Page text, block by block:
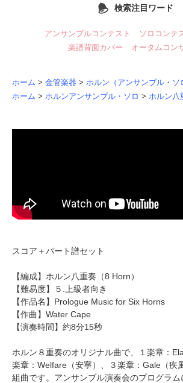
検索注目ワード
アンサンブルコンテスト ソロコンテ
楽譜背面カバー
オータムコン
ホーム > 金管楽器 > ホルン（アンサンブル・ソ
ホーム > ホルンアンサンブル・ソロ > ホルン八
スコア＋パート譜セット
【編成】 ホルン八重奏 （8 Horn）
【難易度】５.上級者向き
【作品名】Prologue Music for Six Horns
【作曲】 Water Cape
【演奏時間】約8分15秒
ホルン８重奏のオリジナル曲で、１楽章：
楽章：Welfare（安寧）、３楽章：Gale（疾
組曲です。アンサンブル演奏会のプログラム